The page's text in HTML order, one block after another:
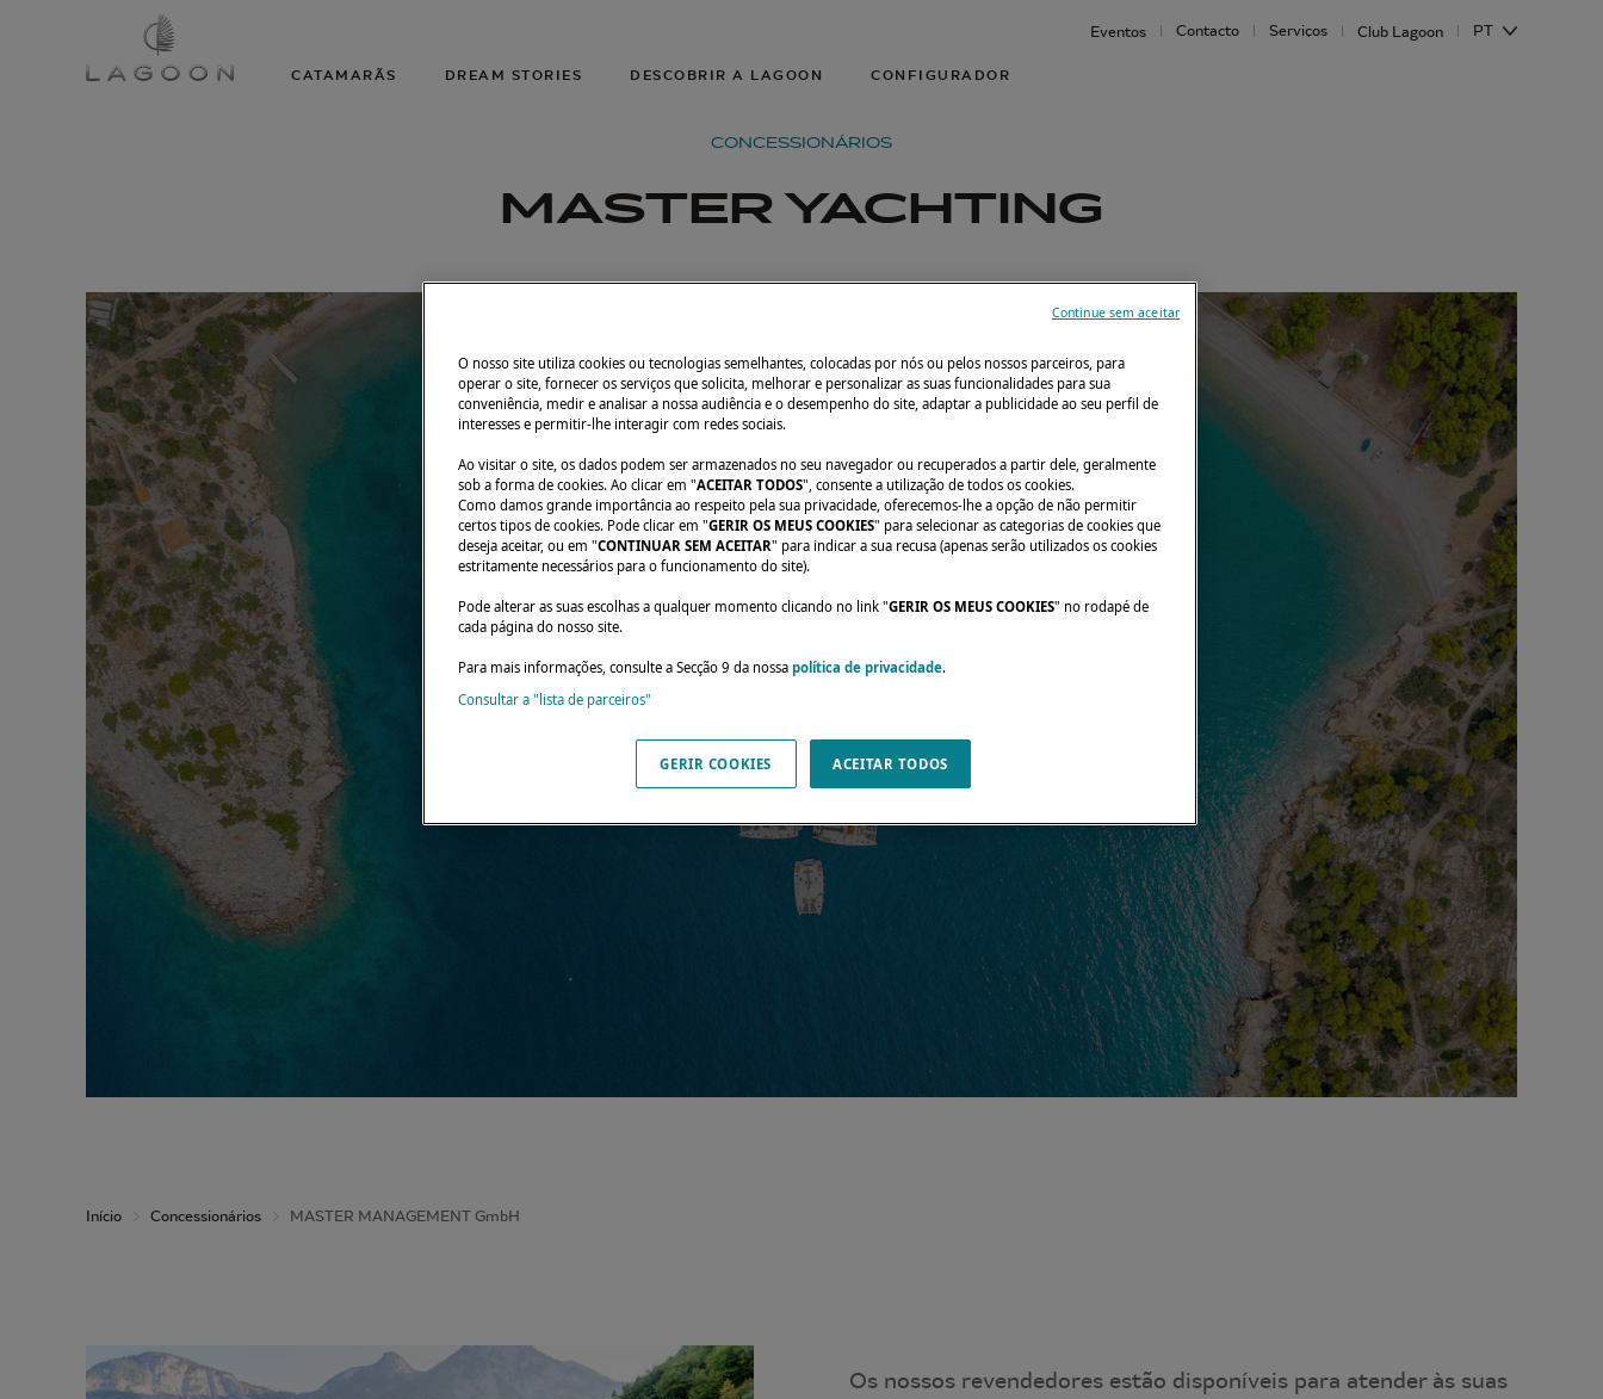
CATAMARÃS DREAM STORIES DESCOBRIR A LAGOON CONFIGURADOR
Eventos Contacto Serviços Club Lagoon PT
CONCESSIONÁRIOS
MASTER YACHTING
Início Concessionários MASTER MANAGEMENT GmbH
Os nossos revendedores estão disponíveis para atender às suas
O nosso site utiliza cookies ou tecnologias semelhantes, colocadas por nós ou pelos nossos parceiros, para
operar o site, fornecer os serviços que solicita, melhorar e personalizar as suas funcionalidades para sua
conveniência, medir e analisar a nossa audiência e o desempenho do site, adaptar a publicidade ao seu perfil de
interesses e permitir-lhe interagir com redes sociais.
Ao visitar o site, os dados podem ser armazenados no seu navegador ou recuperados a partir dele, geralmente
sob a forma de cookies. Ao clicar em "ACEITAR TODOS", consente a utilização de todos os cookies.
Como damos grande importância ao respeito pela sua privacidade, oferecemos-lhe a opção de não permitir
certos tipos de cookies. Pode clicar em "GERIR OS MEUS COOKIES" para selecionar as categorias de cookies que
deseja aceitar, ou em "CONTINUAR SEM ACEITAR" para indicar a sua recusa (apenas serão utilizados os cookies
estritamente necessários para o funcionamento do site).
Pode alterar as suas escolhas a qualquer momento clicando no link "GERIR OS MEUS COOKIES" no rodapé de
cada página do nosso site.
Para mais informações, consulte a Secção 9 da nossa política de privacidade.
Consultar a "lista de parceiros"
GERIR COOKIES ACEITAR TODOS
Continue sem aceitar